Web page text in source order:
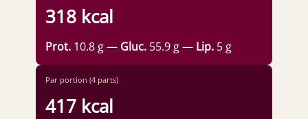
318 kcal
Prot. 10.8 g — Gluc. 55.9 g — Lip. 5 g
Par portion (4 parts)
417 kcal